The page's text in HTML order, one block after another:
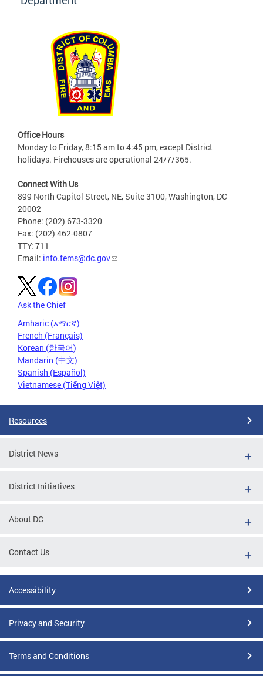
Office Hours
Monday to Friday, 8:15 am to 4:45 pm, except District
holidays. Firehouses are operational 24/7/365.
Connect With Us
899 North Capitol Street, NE, Suite 3100, Washington, DC
20002
Phone: (202) 673-3320
Fax: (202) 462-0807
TTY: 711
Email: info.fems@dc.gov
Ask the Chief
Amharic (አማርኛ)
French (Français)
Korean (한국어)
Mandarin (中文)
Spanish (Español)
Vietnamese (Tiếng Việt)
Resources
District News
District Initiatives
About DC
Contact Us
Accessibility
Privacy and Security
Terms and Conditions